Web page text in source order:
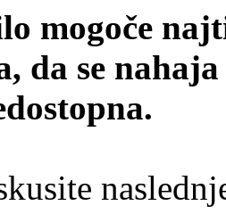
mogoče
da se